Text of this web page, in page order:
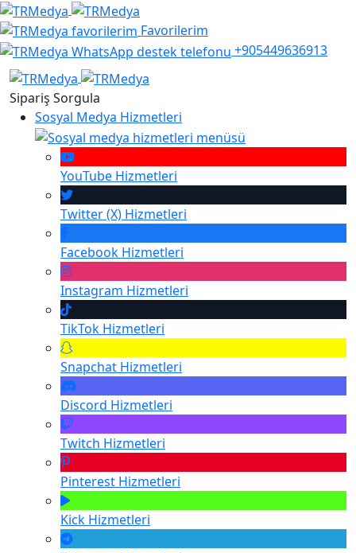
Favorilerim
+905449636913
Sipariş Sorgula
Sosyal Medya Hizmetleri
YouTube Hizmetleri
Twitter (X) Hizmetleri
Facebook Hizmetleri
Instagram Hizmetleri
TikTok Hizmetleri
Snapchat Hizmetleri
Discord Hizmetleri
Twitch Hizmetleri
Pinterest Hizmetleri
Kick Hizmetleri